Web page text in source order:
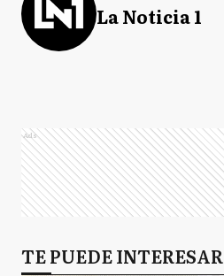
La Noticia 1
Ads
TE PUEDE INTERESAR